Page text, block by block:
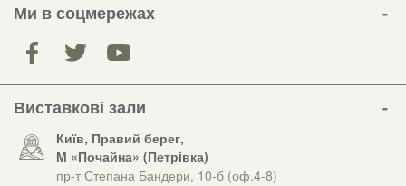
Ми в соцмережах
Виставкові зали
Київ, Правий берег,
М «Почайна» (Петрiвка)
пр-т Степана Бандери, 10-б (оф.4-8)